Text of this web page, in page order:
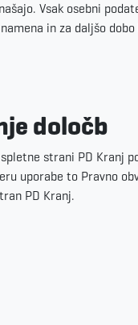
Vsak osebni
in za daljšo
določb
strani PD Kranj
uporabe to Pravno
PD Kranj.